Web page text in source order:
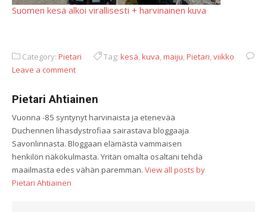
Suomen kesä alkoi virallisesti + harvinainen kuva
Category: Pietari Tag: kesä,kuva,maiju,Pietari,viikko
Leave a comment
Pietari Ahtiainen
Vuonna -85 syntynyt harvinaista ja etenevää
Duchennen lihasdystrofiaa sairastava bloggaaja
Savonlinnasta. Bloggaan elämästä vammaisen
henkilön näkökulmasta. Yritän omalta osaltani tehdä
maailmasta edes vähän paremman. View all posts by
Pietari Ahtiainen